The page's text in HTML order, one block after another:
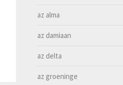
az alma
az damiaan
az delta
az groeninge